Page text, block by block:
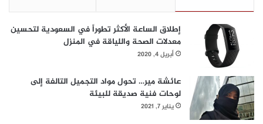
إطلاق الساعة الأكثر تطوراً في السعودية لتحسين
معدلات الصحة واللياقة في المنزل
أبريل 4, 2020
عائشة مير… تحول مواد التجميل التالفة إلى
لوحات فنية صديقة للبيئة
يناير 7, 2021